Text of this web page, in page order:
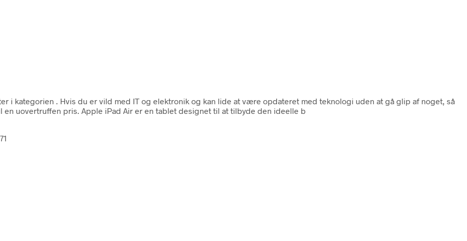
i kategorien
. Hvis du er vild med IT og elektronik og kan lide at være opdateret med teknologi uden at gå glip af noget, så
en uovertruffen pris. Apple iPad Air er en tablet designet til at tilbyde den ideelle b